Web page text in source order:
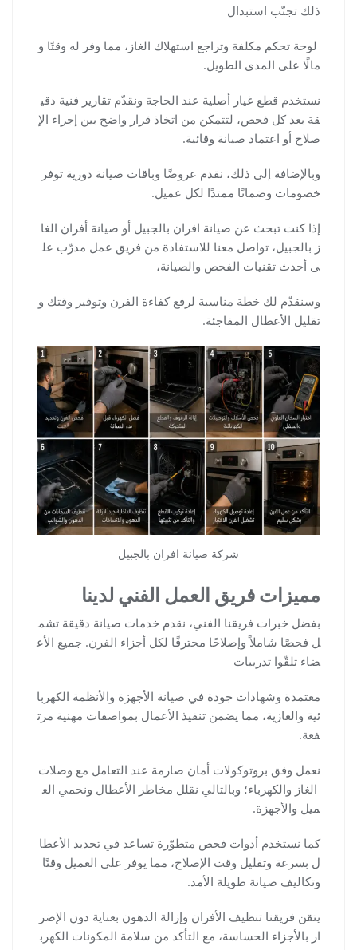
ذلك تجنّب استبدال
لوحة تحكم مكلفة وتراجع استهلاك الغاز، مما وفر له وقتًا و
مالًا على المدى الطويل.
نستخدم قطع غيار أصلية عند الحاجة ونقدّم تقارير فنية دقي
قة بعد كل فحص، لتتمكن من اتخاذ قرار واضح بين إجراء الإ
صلاح أو اعتماد صيانة وقائية.
وبالإضافة إلى ذلك، نقدم عروضًا وباقات صيانة دورية توفر
خصومات وضمانًا ممتدًا لكل عميل.
إذا كنت تبحث عن صيانة افران بالجبيل أو صيانة أفران الغا
ز بالجبيل، تواصل معنا للاستفادة من فريق عمل مدرّب عل
ى أحدث تقنيات الفحص والصيانة،
وسنقدّم لك خطة مناسبة لرفع كفاءة الفرن وتوفير وقتك و
تقليل الأعطال المفاجئة.
شركة صيانة افران بالجبيل
مميزات فريق العمل الفني لدينا
بفضل خبرات فريقنا الفني، نقدم خدمات صيانة دقيقة تشم
ل فحصًا شاملاً وإصلاحًا محترفًا لكل أجزاء الفرن. جميع الأع
ضاء تلقّوا تدريبات
معتمدة وشهادات جودة في صيانة الأجهزة والأنظمة الكهربا
ئية والغازية، مما يضمن تنفيذ الأعمال بمواصفات مهنية مرت
فعة.
نعمل وفق بروتوكولات أمان صارمة عند التعامل مع وصلات
الغاز والكهرباء؛ وبالتالي نقلل مخاطر الأعطال ونحمي الع
ميل والأجهزة.
كما نستخدم أدوات فحص متطوّرة تساعد في تحديد الأعطا
ل بسرعة وتقليل وقت الإصلاح، مما يوفر على العميل وقتًا
وتكاليف صيانة طويلة الأمد.
يتقن فريقنا تنظيف الأفران وإزالة الدهون بعناية دون الإضر
ار بالأجزاء الحساسة، مع التأكد من سلامة المكونات الكهرب